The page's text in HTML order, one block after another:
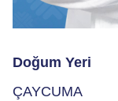
Doğum Yeri
ÇAYCUMA